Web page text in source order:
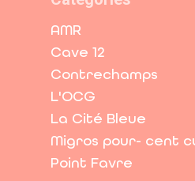
AMR
Cave 12
Contrechamps
L'OCG
La Cité Bleue
Migros pour- cent
Point Favre